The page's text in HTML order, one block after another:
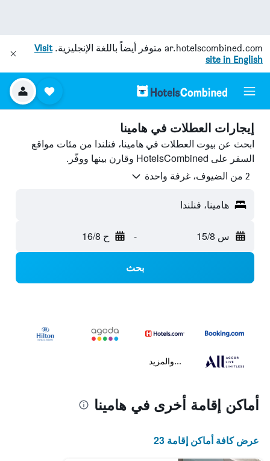
ar.hotelscombined.com متوفر أيضاً باللغة الإنجليزية.Visit
site in English
إيجارات العطلات في هامينا
ابحث عن بيوت العطلات في هامينا، فنلندا من مئات مواقع
السفر على HotelsCombined وقارن بينها ووفّر.
2 من الضيوف، غرفة واحدة
هامينا، فنلندا
س 15/8 - ح 16/8
بحث
...والمزيد
أماكن إقامة أخرى في هامينا
عرض كافة أماكن إقامة 23